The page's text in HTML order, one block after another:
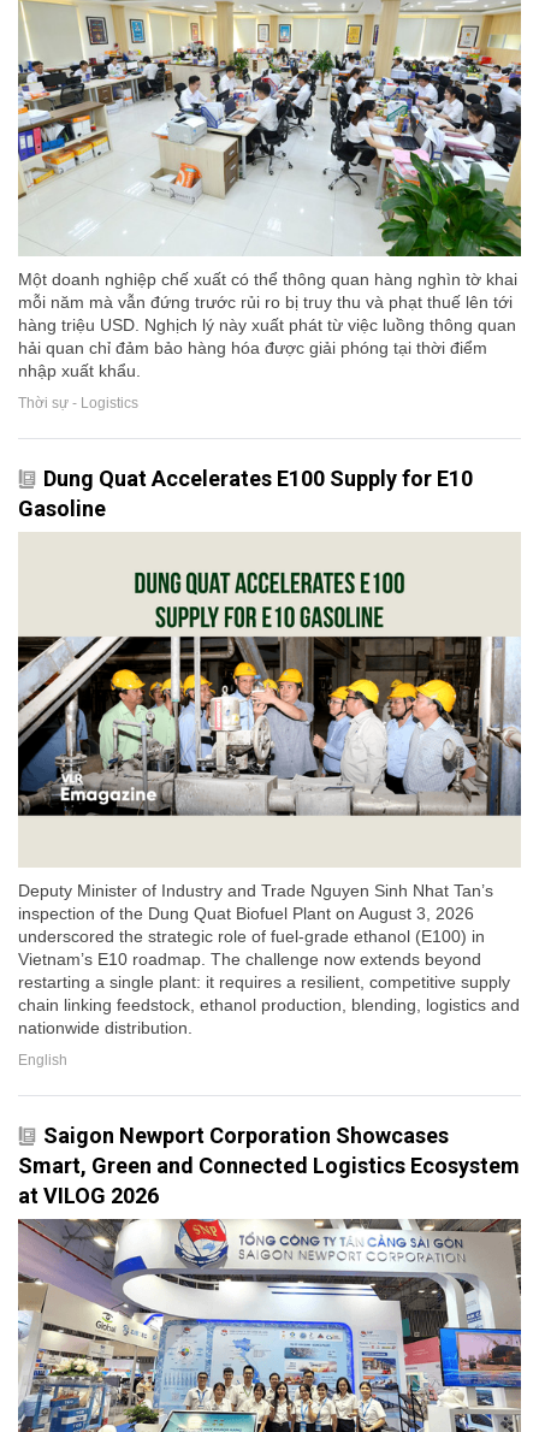
Một doanh nghiệp chế xuất có thể thông quan hàng nghìn tờ khai
mỗi năm mà vẫn đứng trước rủi ro bị truy thu và phạt thuế lên tới
hàng triệu USD. Nghịch lý này xuất phát từ việc luồng thông quan
hải quan chỉ đảm bảo hàng hóa được giải phóng tại thời điểm
nhập xuất khẩu.
Thời sự - Logistics
Dung Quat Accelerates E100 Supply for E10
Gasoline
Deputy Minister of Industry and Trade Nguyen Sinh Nhat Tan’s
inspection of the Dung Quat Biofuel Plant on August 3, 2026
underscored the strategic role of fuel-grade ethanol (E100) in
Vietnam’s E10 roadmap. The challenge now extends beyond
restarting a single plant: it requires a resilient, competitive supply
chain linking feedstock, ethanol production, blending, logistics and
nationwide distribution.
English
Saigon Newport Corporation Showcases
Smart, Green and Connected Logistics Ecosystem
at VILOG 2026